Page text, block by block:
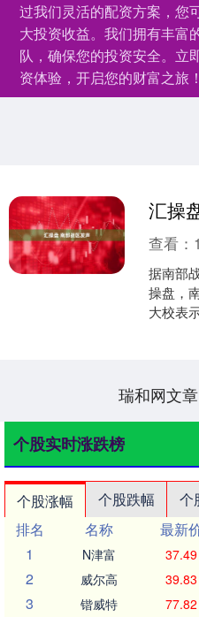
过我们灵活的配资方案，您
大投资收益。我们拥有丰富
队，确保您的投资安全。立
资体验，开启您的财富之旅！
汇操
查看：
据南部
操盘，
大校表
瑞和网文
个股实时涨跌榜
个股涨幅 个股跌幅 个
排名
名称 最新
1
N津富 37.49
2 威尔高 39.83
3 锴威特 77.82